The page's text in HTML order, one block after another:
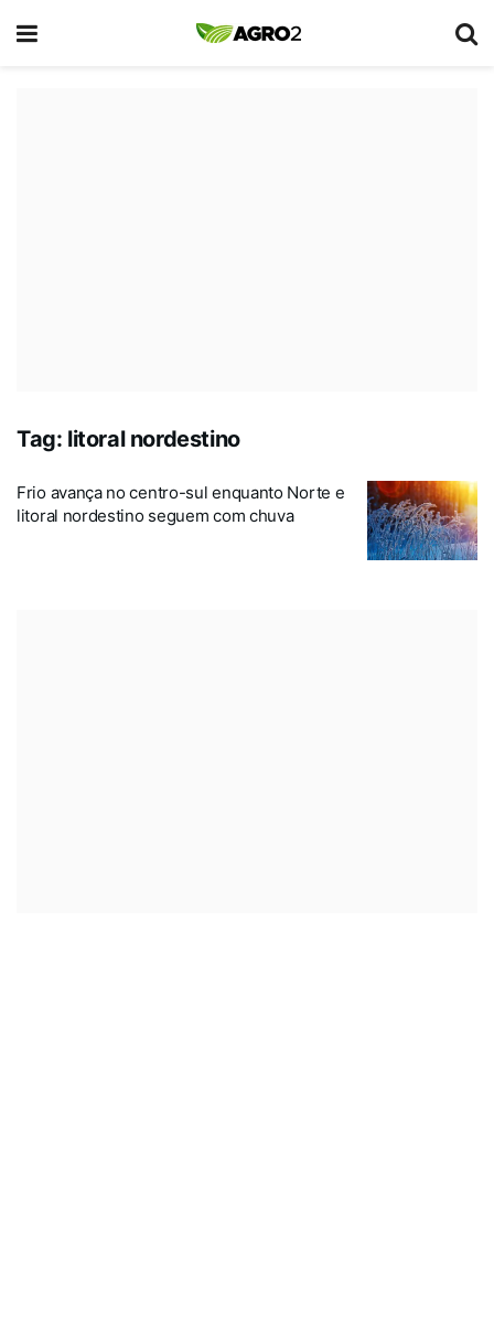
Tag: litoral nordestino
Frio avança no centro-sul enquanto Norte e
litoral nordestino seguem com chuva